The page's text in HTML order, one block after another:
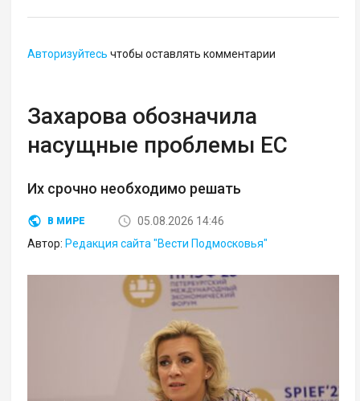
Авторизуйтесь чтобы оставлять комментарии
Захарова обозначила
насущные проблемы ЕС
Их срочно необходимо решать
В МИРЕ
05.08.2026 14:46
Автор: Редакция сайта "Вести Подмосковья"